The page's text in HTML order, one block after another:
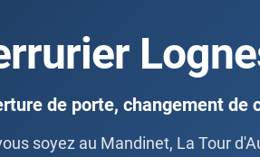
de porte, changement de
soyez au Mandinet, La Tour